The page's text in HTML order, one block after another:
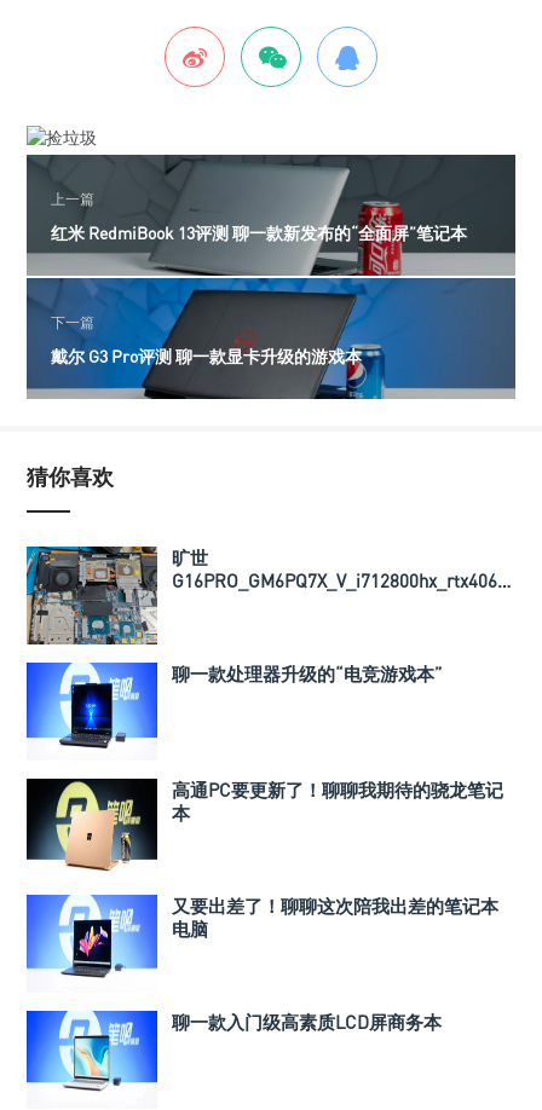
上一篇
红米 RedmiBook 13评测 聊一款新发布的“全面屏”笔记本
下一篇
戴尔 G3 Pro评测 聊一款显卡升级的游戏本
猜你喜欢
旷世
G16PRO_GM6PQ7X_V_i712800hx_rtx4060_
聊一款处理器升级的“电竞游戏本”
高通PC要更新了！聊聊我期待的骁龙笔记
本
又要出差了！聊聊这次陪我出差的笔记本
电脑
聊一款入门级高素质LCD屏商务本